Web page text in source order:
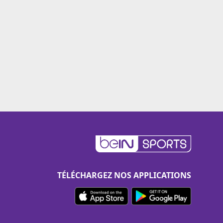
TÉLÉCHARGEZ NOS APPLICATIONS